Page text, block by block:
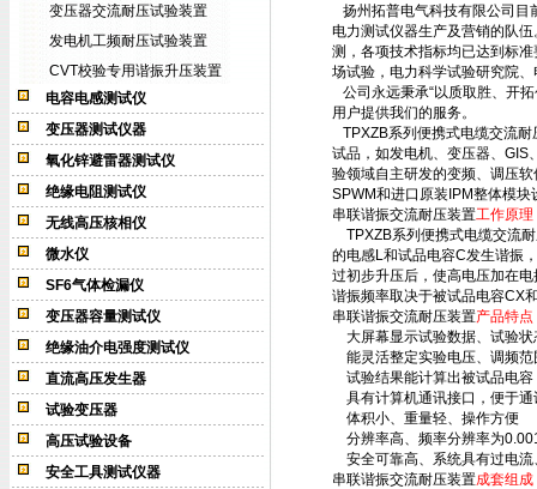
变压器交流耐压试验装置
发电机工频耐压试验装置
CVT校验专用谐振升压装置
电容电感测试仪
变压器测试仪器
氧化锌避雷器测试仪
绝缘电阻测试仪
无线高压核相仪
微水仪
SF6气体检漏仪
变压器容量测试仪
绝缘油介电强度测试仪
直流高压发生器
试验变压器
高压试验设备
安全工具测试仪器
扬州拓普电气科技有限公司目
电力测试仪器生产及营销的队
测，各项技术指标均已达到标
场试验，电力科学试验研究院
公司永远秉承“以质取胜、开
用户提供我们的服务。
TPXZB系列便携式电缆交流
试品，如发电机、变压器、GIS
验领域自主研发的变频、调压
SPWM和进口原装IPM整体模
串联谐振交流耐压装置工作原理
TPXZB系列便携式电缆交流
的电感L和试品电容C发生谐振
过初步升压后，使高电压加在
谐振频率取决于被试品电容CX
串联谐振交流耐压装置产品特点
大屏幕显示试验数据、试验状
能灵活整定实验电压、调频范
试验结果能计算出被试品电容
具有计算机通讯接口，便于通
体积小、重量轻、操作方便
分辨率高、频率分辨率为
安全可靠高、系统具有过电流
串联谐振交流耐压装置成套组成